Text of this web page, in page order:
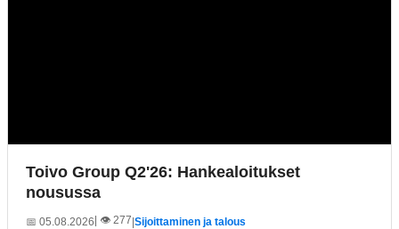
Toivo Group Q2'26: Hankealoitukset
nousussa
📅 05.08.2026 | 👁️ 277|Sijoittaminen ja talous